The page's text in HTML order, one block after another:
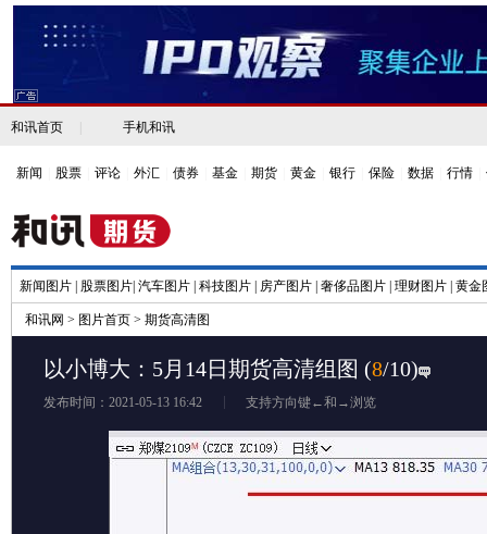
和讯首页 手机和讯
新闻 股票 评论 外汇 债券 基金 期货 黄金 银行 保险 数据 行情
新闻图片 股票图片 汽车图片 科技图片 房产图片 奢侈品图片 理财图片 黄金
和讯网 > 图片首页 > 期货高清图
以小博大：5月14日期货高清组图 (8/10)
发布时间：2021-05-13 16:42 支持方向键←和→浏览